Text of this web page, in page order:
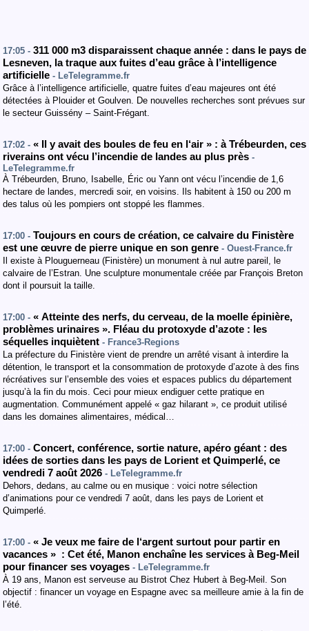
17:05 - 311 000 m3 disparaissent chaque année : dans le pays de
Lesneven, la traque aux fuites d’eau grâce à l’intelligence
artificielle - LeTelegramme.fr
Grâce à l’intelligence artificielle, quatre fuites d’eau majeures ont été
détectées à Plouider et Goulven. De nouvelles recherches sont prévues sur
le secteur Guissény – Saint-Frégant.
17:02 - « Il y avait des boules de feu en l‘air » : à Trébeurden, ces
riverains ont vécu l’incendie de landes au plus près -
LeTelegramme.fr
À Trébeurden, Bruno, Isabelle, Éric ou Yann ont vécu l’incendie de 1,6
hectare de landes, mercredi soir, en voisins. Ils habitent à 150 ou 200 m
des talus où les pompiers ont stoppé les flammes.
17:00 - Toujours en cours de création, ce calvaire du Finistère
est une œuvre de pierre unique en son genre - Ouest-France.fr
Il existe à Plouguerneau (Finistère) un monument à nul autre pareil, le
calvaire de l’Estran. Une sculpture monumentale créée par François Breton
dont il poursuit la taille.
17:00 - « Atteinte des nerfs, du cerveau, de la moelle épinière,
problèmes urinaires ». Fléau du protoxyde d’azote : les
séquelles inquiètent - France3-Regions
La préfecture du Finistère vient de prendre un arrêté visant à interdire la
détention, le transport et la consommation de protoxyde d’azote à des fins
récréatives sur l’ensemble des voies et espaces publics du département
jusqu’à la fin du mois. Ceci pour mieux endiguer cette pratique en
augmentation. Communément appelé « gaz hilarant », ce produit utilisé
dans les domaines alimentaires, médical…
17:00 - Concert, conférence, sortie nature, apéro géant : des
idées de sorties dans les pays de Lorient et Quimperlé, ce
vendredi 7 août 2026 - LeTelegramme.fr
Dehors, dedans, au calme ou en musique : voici notre sélection
d’animations pour ce vendredi 7 août, dans les pays de Lorient et
Quimperlé.
17:00 - « Je veux me faire de l‘argent surtout pour partir en
vacances » : Cet été, Manon enchaîne les services à Beg-Meil
pour financer ses voyages - LeTelegramme.fr
À 19 ans, Manon est serveuse au Bistrot Chez Hubert à Beg-Meil. Son
objectif : financer un voyage en Espagne avec sa meilleure amie à la fin de
l’été.